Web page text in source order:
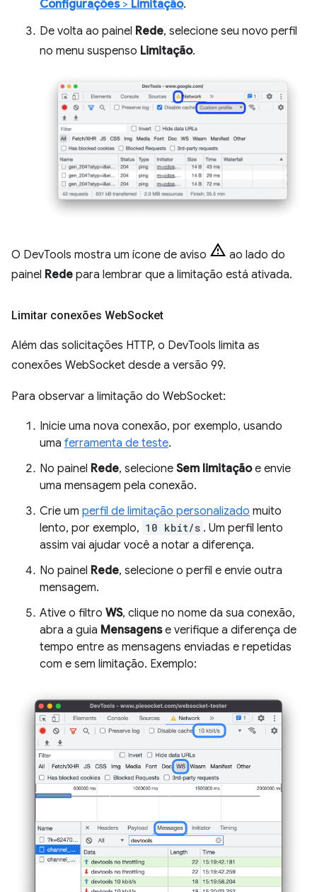
Configurações> Limitação.
De volta ao painel Rede, selecione seu novo perfil
no menu suspenso Limitação.
O DevTools mostra um ícone de aviso
ao lado do
painel Rede para lembrar que a limitação está ativada.
Limitar conexões WebSocket
Além das solicitações HTTP, o DevTools limita as
conexões WebSocket desde a versão 99.
Para observar a limitação do WebSocket:
Inicie uma nova conexão, por exemplo, usando
uma ferramenta de teste.
No painel Rede, selecione Sem limitaçãoe envie
uma mensagem pela conexão.
Crie um perfil de limitação personalizado muito
lento, por exemplo, 10 kbit/s . Um perfil lento
assim vai ajudar você a notar a diferença.
No painel Rede, selecione o perfil e envie outra
mensagem.
Ative o filtro WS, clique no nome da sua conexão,
abra a guia Mensagense verifique a diferença de
tempo entre as mensagens enviadas e repetidas
com e sem limitação. Exemplo: